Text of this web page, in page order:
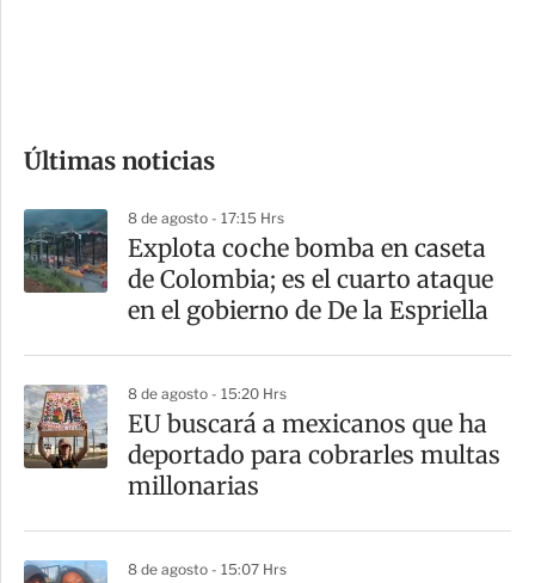
m
a
r
t
Últimas noticias
8 de agosto - 17:15 Hrs
Explota coche bomba en caseta
de Colombia; es el cuarto ataque
en el gobierno de De la Espriella
8 de agosto - 15:20 Hrs
EU buscará a mexicanos que ha
deportado para cobrarles multas
millonarias
8 de agosto - 15:07 Hrs